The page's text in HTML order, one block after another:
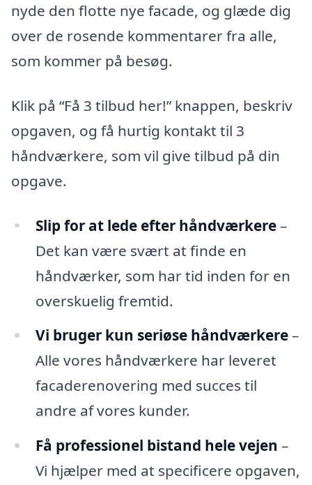
nyde den flotte nye facade, og glæde dig
over de rosende kommentarer fra alle,
som kommer på besøg.
Klik på “Få 3 tilbud her!” knappen, beskriv
opgaven, og få hurtig kontakt til 3
håndværkere, som vil give tilbud på din
opgave.
Slip for at lede efter håndværkere–
Det kan være svært at finde en
håndværker, som har tid inden for en
overskuelig fremtid.
Vi bruger kun seriøse håndværkere–
Alle vores håndværkere har leveret
facaderenovering med succes til
andre af vores kunder.
Få professionel bistand hele vejen –
Vi hjælper med at specificere opgaven,